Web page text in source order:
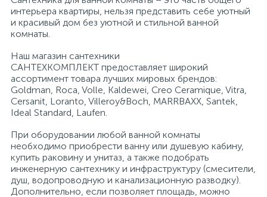
интерьера квартиры, нельзя представить себе уютный
и красивый дом без уютной и стильной ванной
комнаты.
Наш магазин сантехники
САНТЕХКОМПЛЕКТ предоставляет широкий
ассортимент товара лучших мировых брендов:
Goldman, Roca, Volle, Kaldewei, Creo Ceramique, Vitra,
Cersanit, Loranto, Villeroy&Boch, MARRBAXX, Santek,
Ideal Standard, Laufen.
При оборудовании любой ванной комнаты
необходимо приобрести ванну или душевую кабину,
купить раковину и унитаз, а также подобрать
инженерную сантехнику и инфраструктуру (смесители,
душ, водопроводную и канализационную разводку).
Дополнительно, если позволяет площадь, можно
Полотенцесушители
Душевые трапы
Сифоны и выпуски
Аксессуары для ванной